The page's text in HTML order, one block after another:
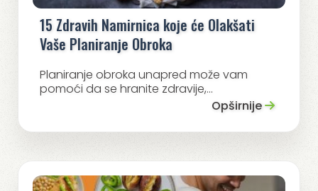
15 Zdravih Namirnica koje će Olakšati
Vaše Planiranje Obroka
Planiranje obroka unapred može vam
pomoći da se hranite zdravije,...
Opširnije